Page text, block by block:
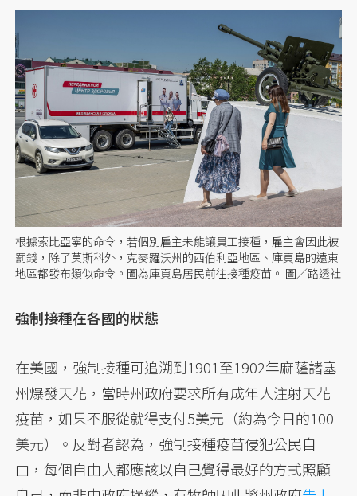
根據索比亞寧的命令，若個別雇主未能讓員工接種，雇主會因此被
罰錢，除了莫斯科外，克麥羅沃州的西伯利亞地區、庫頁島的遠東
地區都發布類似命令。圖為庫頁島居民前往接種疫苗。 圖／路透社
強制接種在各國的狀態
在美國，強制接種可追溯到1901至1902年麻薩諸塞
州爆發天花，當時州政府要求所有成年人注射天花
疫苗，如果不服從就得支付5美元（約為今日的100
美元）。反對者認為，強制接種疫苗侵犯公民自
由，每個自由人都應該以自己覺得最好的方式照顧